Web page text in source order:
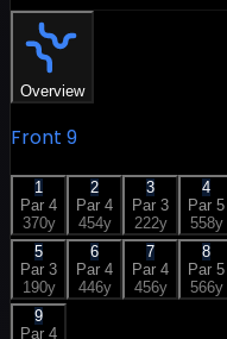
Overview
Front 9
1
Par 4
370y
2
Par 4
454y
3
Par 3
222y
4
Par 5
558y
5
Par 3
190y
6
Par 4
446y
7
Par 4
456y
8
Par 5
566y
9
Par 4